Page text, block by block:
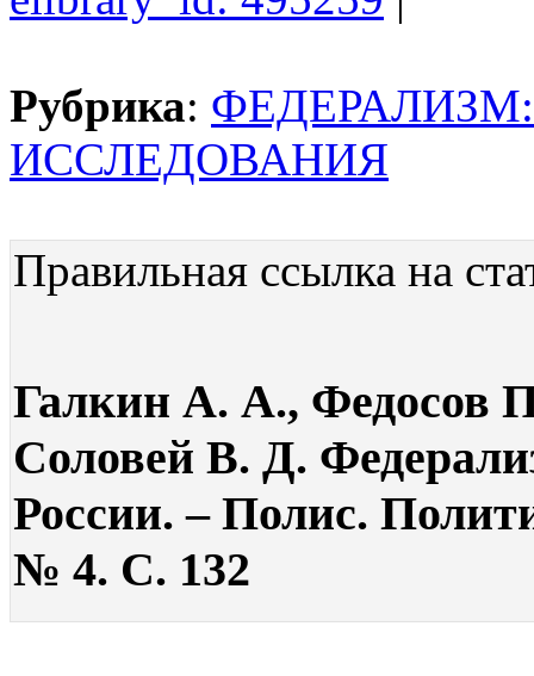
Рубрика:
ИССЛЕДОВАНИЯ
Правильная ссылка на
Галкин А. А., Федосов
Соловей В. Д.
России. – Полис.
№ 4. С. 132